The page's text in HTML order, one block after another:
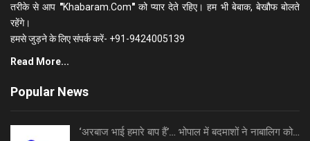
तरीके से आप "Khabaram.Com"को प्यार देते रहिए। हम भी बेबाक, बेखौफ बोलते
रहेंगे।
हमसे जुड़ने के लिए संपर्क करें- +91-9424005139
Read More...
Popular News
‘अरबाज भाई हमारे बाप हैं’… भोपाल में बदमाशों ने नाबालिग को…